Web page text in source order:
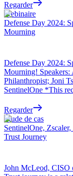
Regarder
Webinaire
Defense Day 2024:
Mourning
Defense Day 2024:
Mourning!
Philanthropist; Joni
SentinelOne *This
Regarder
Étude de cas
SentinelOne,
Trust Journey
John McLeod, CISO